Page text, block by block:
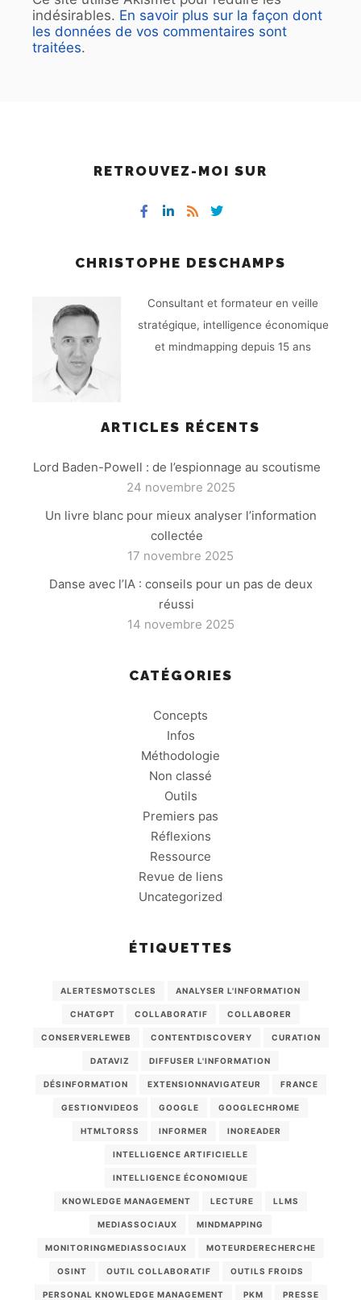
indésirables. En savoir plus sur la façon dont
les données de vos commentaires sont
traitées.
RETROUVEZ-MOI SUR
CHRISTOPHE DESCHAMPS
Consultant et formateur en veille
stratégique, intelligence économique
et mindmapping depuis 15 ans
ARTICLES RÉCENTS
Lord Baden-Powell : de l’espionnage au scoutisme
24 novembre 2025
Un livre blanc pour mieux analyser l’information
collectée
17 novembre 2025
Danse avec l’IA : conseils pour un pas de deux
réussi
14 novembre 2025
CATÉGORIES
Concepts
Infos
Méthodologie
Non classé
Outils
Premiers pas
Réflexions
Ressource
Revue de liens
Uncategorized
ÉTIQUETTES
ALERTESMOTSCLES ANALYSER L'INFORMATION
CHATGPT COLLABORATIF COLLABORER
CONSERVERLEWEB CONTENTDISCOVERY CURATION
DATAVIZ DIFFUSER L'INFORMATION
DÉSINFORMATION EXTENSIONNAVIGATEUR FRANCE
GESTIONVIDEOS GOOGLE GOOGLECHROME
HTMLTORSS INFORMER INOREADER
INTELLIGENCE ARTIFICIELLE
INTELLIGENCE ÉCONOMIQUE
KNOWLEDGE MANAGEMENT LECTURE LLMS
MEDIASSOCIAUX MINDMAPPING
MONITORINGMEDIASSOCIAUX MOTEURDERECHERCHE
OSINT OUTIL COLLABORATIF OUTILS FROIDS
PERSONAL KNOWLEDGE MANAGEMENT PKM PRESSE